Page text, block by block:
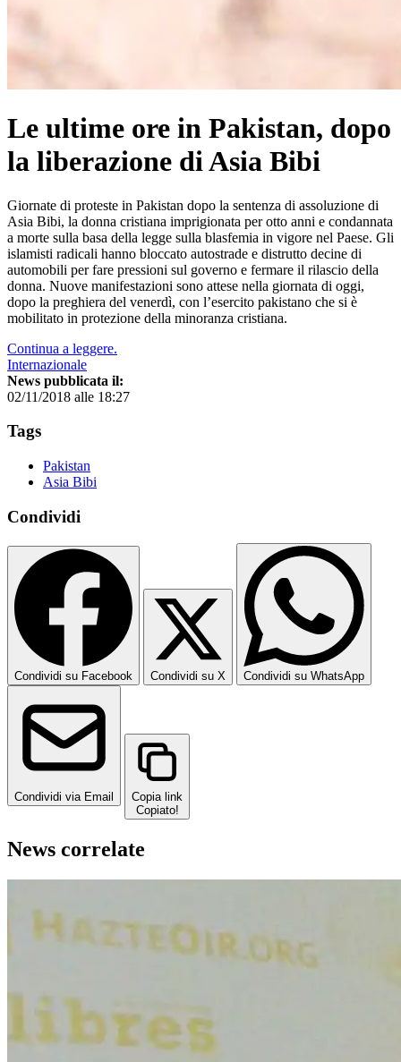
Le ultime ore in Pakistan, dopo
la liberazione di Asia Bibi
Giornate di proteste in Pakistan dopo la sentenza di assoluzione di
Asia Bibi, la donna cristiana imprigionata per otto anni e condannata
a morte sulla basa della legge sulla blasfemia in vigore nel Paese. Gli
islamisti radicali hanno bloccato autostrade e distrutto decine di
automobili per fare pressioni sul governo e fermare il rilascio della
donna. Nuove manifestazioni sono attese nella giornata di oggi,
dopo la preghiera del venerdì, con l’esercito pakistano che si è
mobilitato in protezione della minoranza cristiana.
Continua a leggere.
Internazionale
News pubblicata il:
02/11/2018 alle 18:27
Tags
Pakistan
Asia Bibi
Condividi
Condividi su Facebook Condividi su X Condividi su WhatsApp
Condividi via Email
Copia link
Copiato!
News correlate